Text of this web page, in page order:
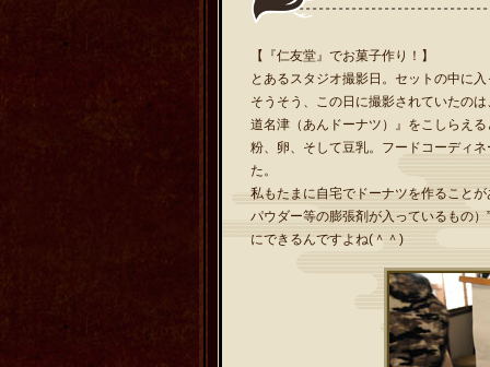
【『仁友堂』でお菓子作り！】
とあるスタジオ撮影日。セットの中に
そうそう、この日に撮影されていたの
道名津（あんドーナツ）』をこしらえ
粉、卵、そして豆乳。フードコーディ
た。
私もたまに自宅でドーナツを作ること
パウダー等の膨張剤が入っているもの
にできるんですよね(＾＾)